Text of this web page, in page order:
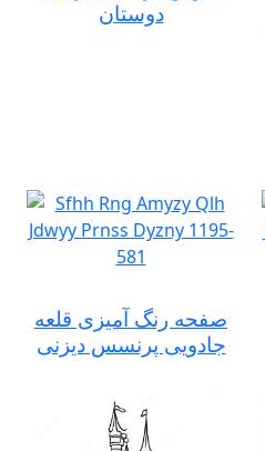
دوستان
صفحه رنگ آمیزی قلعه
جادویی پرنسس دیزنی